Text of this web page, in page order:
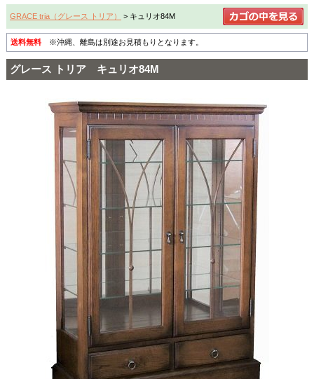
GRACE tria（グレース トリア） > キュリオ84M
送料無料※沖縄、離島は別途お見積もりとなります。
グレース トリア キュリオ84M